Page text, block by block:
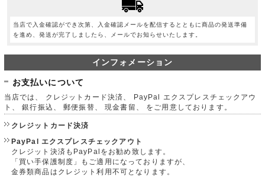
当店で入金確認ができ次第、入金確認メールを配信するとともに商品の発送準備
を進め、発送が完了しましたら、メールでお知らせいたします。
インフォメーション
お支払いについて
当店では、 クレジットカード決済、 PayPal エクスプレスチェックアウ
ト、 銀行振込、 郵便振替、 現金書留、 をご用意しております。
クレジットカード決済
PayPal エクスプレスチェックアウト
クレジット決済もPayPalをお勧め致します。
「買い手保護制度」もご適用になっておりますが、
金券類商品はクレジット利用不可となります。